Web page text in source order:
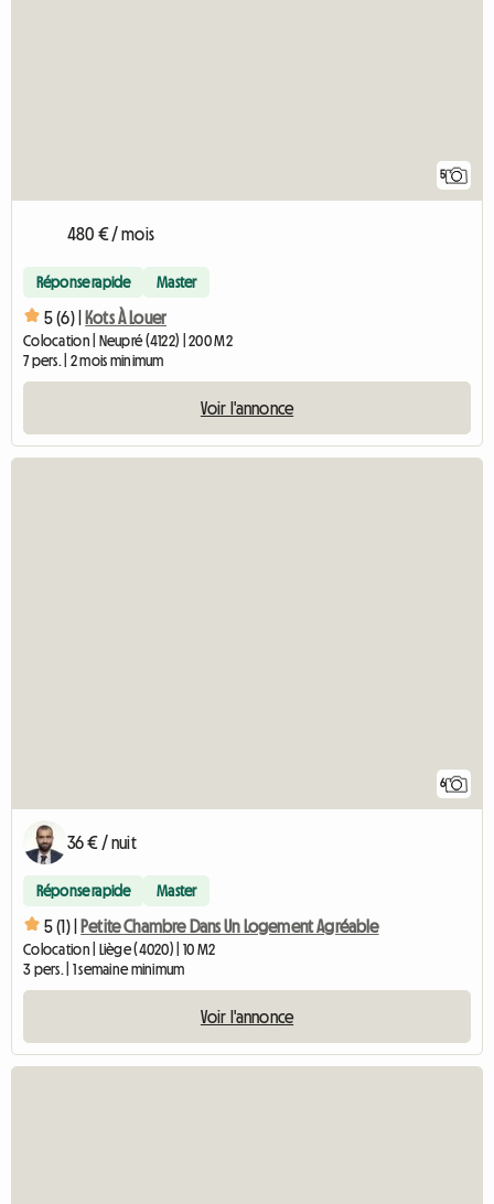
5
480 € / mois
Réponse rapide Master
5 (6) | Kots À Louer
Colocation | Neupré (4122) | 200 M2
7 pers. | 2 mois minimum
Voir l'annonce
6
36 € / nuit
Réponse rapide Master
5 (1) | Petite Chambre Dans Un Logement Agréable
Colocation | Liège (4020) | 10 M2
3 pers. | 1 semaine minimum
Voir l'annonce